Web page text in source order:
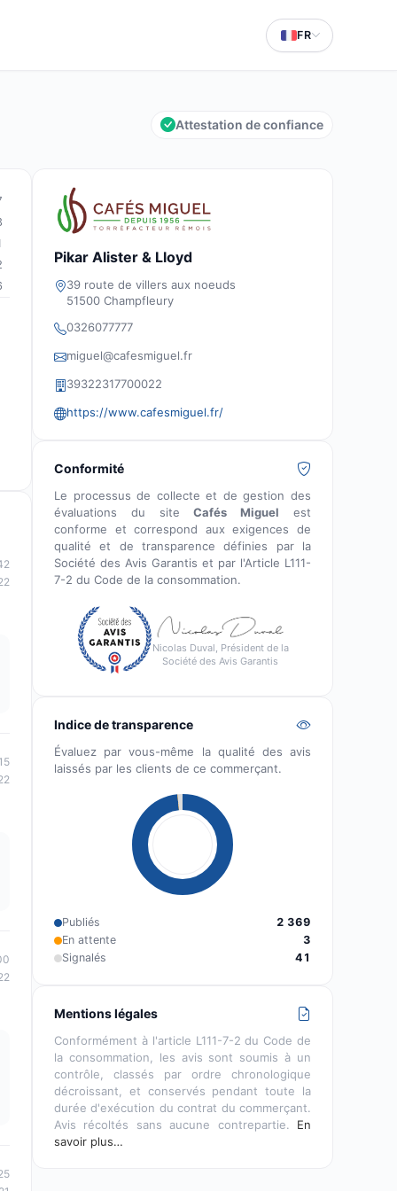
FR
Attestation de confiance
Pikar Alister & Lloyd
39 route de villers aux noeuds
51500 Champfleury
0326077777
miguel@cafesmiguel.fr
39322317700022
https://www.cafesmiguel.fr/
Conformité
Le processus de collecte et de gestion des
évaluations du siteCafés Miguel est
conforme et correspond aux exigences de
qualité et de transparence définies par la
Société des Avis Garantis et par l'Article L111-
7-2 du Code de la consommation.
Nicolas Duval, Président de la
Société des Avis Garantis
Indice de transparence
Évaluez par vous-même la qualité des avis
laissés par les clients de ce commerçant.
Publiés
2 369
En attente
3
Signalés
41
Mentions légales
Conformément à l'article L111-7-2 du Code de
la consommation, les avis sont soumis à un
contrôle, classés par ordre chronologique
décroissant, et conservés pendant toute la
durée d'exécution du contrat du commerçant.
Avis récoltés sans aucune contrepartie. En
savoir plus…